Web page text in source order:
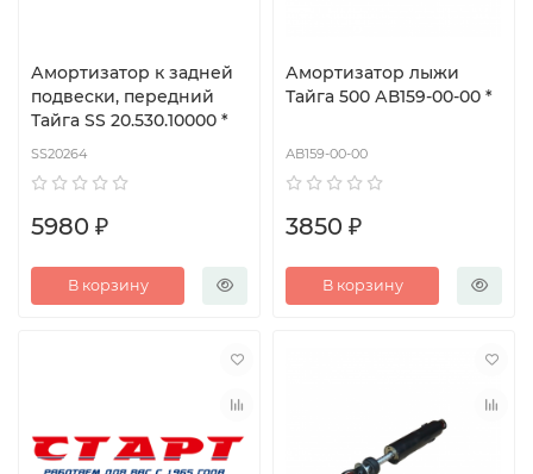
Амортизатор к задней
подвески, передний
Тайга SS 20.530.10000 *
SS20264
5980 ₽
В корзину
Амортизатор лыжи
Тайга 500 АВ159-00-00 *
АВ159-00-00
3850 ₽
В корзину